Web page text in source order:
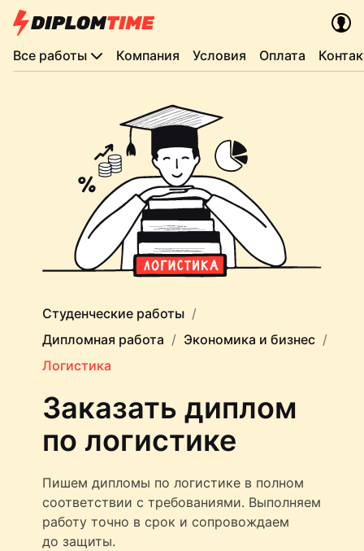
Все работы Компания Условия Оплата
Студенческие работы
Дипломная работа
Экономика и бизнес
Логистика
Заказать диплом
по логистике
Пишем дипломы по логистике в полном
соответствии с требованиями. Выполняем
работу точно в срок и сопровождаем
до защиты.